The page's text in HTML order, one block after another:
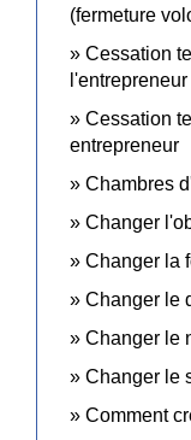
(fermeture
Cessation
Cessation
entrepreneur
Chambres
Changer
Changer la
Changer le
Changer le
Changer le
Comment